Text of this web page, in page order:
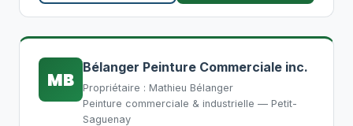
MB
Bélanger Peinture Commerciale inc.
Propriétaire : Mathieu Bélanger
Peinture commerciale & industrielle — Petit-
Saguenay